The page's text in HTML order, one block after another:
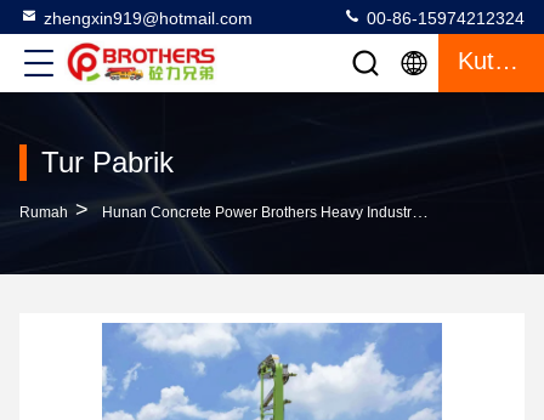
zhengxin919@hotmail.com 00-86-15974212324
Kutipan
Tur Pabrik
Rumah > Hunan Concrete Power Brothers Heavy Industry & Technology Co., Limited Tur Pabrik